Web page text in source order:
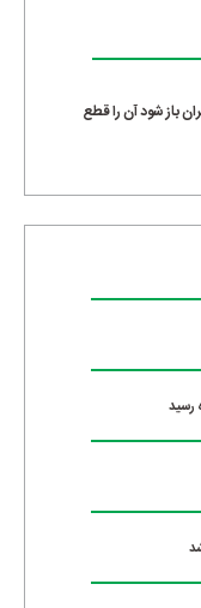
باز شود آن را قطع
رسید